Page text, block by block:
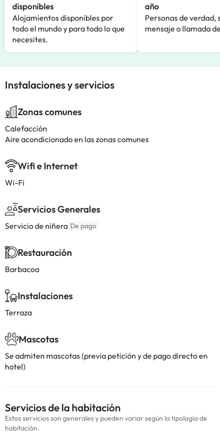
disponibles
Alojamientos disponibles por
todo el mundo y para todo lo que
necesites.
año
Personas de verdad,
mensaje o llamada
Instalaciones y servicios
Zonas comunes
Calefacción
Aire acondicionado en las zonas comunes
Wifi e Internet
Wi-Fi
Servicios Generales
Servicio de niñera De pago
Restauración
Barbacoa
Instalaciones
Terraza
Mascotas
Se admiten mascotas (previa petición y de pago directo en
hotel)
Servicios de la habitación
Estos servicios son generales y pueden variar según la tipología de
habitación.